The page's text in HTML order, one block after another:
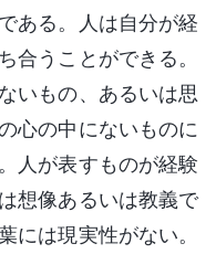
ある。人は自分が経
合うことができる。
いもの、あるいは思
心の中にないものに
人が表すものが経験
想像あるいは教義で
には現実性がない。